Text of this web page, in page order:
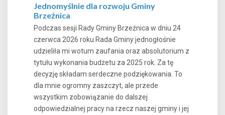
Jednomyślnie dla rozwoju Gminy
Brzeźnica
Podczas sesji Rady Gminy Brzeźnica w dniu 24
czerwca 2026 roku Rada Gminy jednogłośnie
udzieliła mi wotum zaufania oraz absolutorium z
tytułu wykonania budżetu za 2025 rok. Za tę
decyzję składam serdeczne podziękowania. To
dla mnie ogromny zaszczyt, ale przede
wszystkim zobowiązanie do dalszej
odpowiedzialnej pracy na rzecz naszej gminy i jej